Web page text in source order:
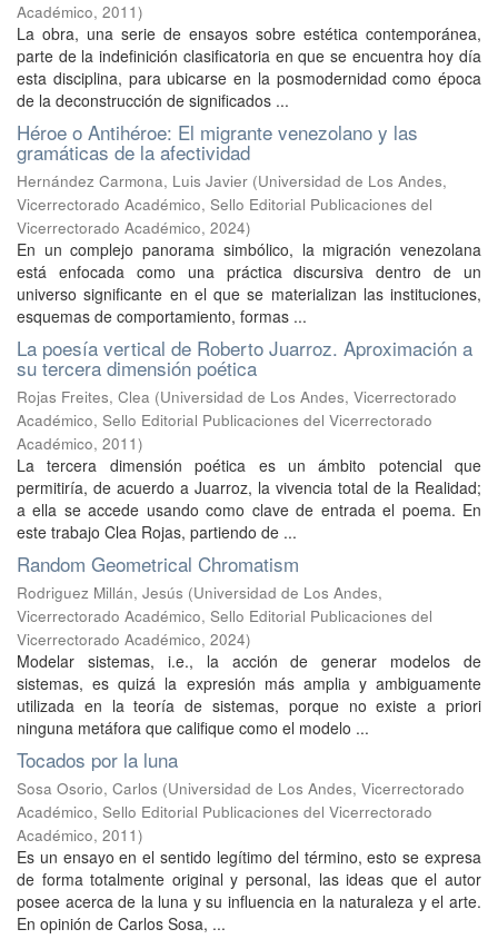
Académico, 2011)
La obra, una serie de ensayos sobre estética contemporánea,
parte de la indefinición clasificatoria en que se encuentra hoy día
esta disciplina, para ubicarse en la posmodernidad como época
de la deconstrucción de significados ...
Héroe o Antihéroe: El migrante venezolano y las
gramáticas de la afectividad
Hernández Carmona, Luis Javier (Universidad de Los Andes,
Vicerrectorado Académico, Sello Editorial Publicaciones del
Vicerrectorado Académico, 2024)
En un complejo panorama simbólico, la migración venezolana
está enfocada como una práctica discursiva dentro de un
universo significante en el que se materializan las instituciones,
esquemas de comportamiento, formas ...
La poesía vertical de Roberto Juarroz. Aproximación a
su tercera dimensión poética
Rojas Freites, Clea (Universidad de Los Andes, Vicerrectorado
Académico, Sello Editorial Publicaciones del Vicerrectorado
Académico, 2011)
La tercera dimensión poética es un ámbito potencial que
permitiría, de acuerdo a Juarroz, la vivencia total de la Realidad;
a ella se accede usando como clave de entrada el poema. En
este trabajo Clea Rojas, partiendo de ...
Random Geometrical Chromatism
Rodriguez Millán, Jesús (Universidad de Los Andes,
Vicerrectorado Académico, Sello Editorial Publicaciones del
Vicerrectorado Académico, 2024)
Modelar sistemas, i.e., la acción de generar modelos de
sistemas, es quizá la expresión más amplia y ambiguamente
utilizada en la teoría de sistemas, porque no existe a priori
ninguna metáfora que califique como el modelo ...
Tocados por la luna
Sosa Osorio, Carlos (Universidad de Los Andes, Vicerrectorado
Académico, Sello Editorial Publicaciones del Vicerrectorado
Académico, 2011)
Es un ensayo en el sentido legítimo del término, esto se expresa
de forma totalmente original y personal, las ideas que el autor
posee acerca de la luna y su influencia en la naturaleza y el arte.
En opinión de Carlos Sosa, ...